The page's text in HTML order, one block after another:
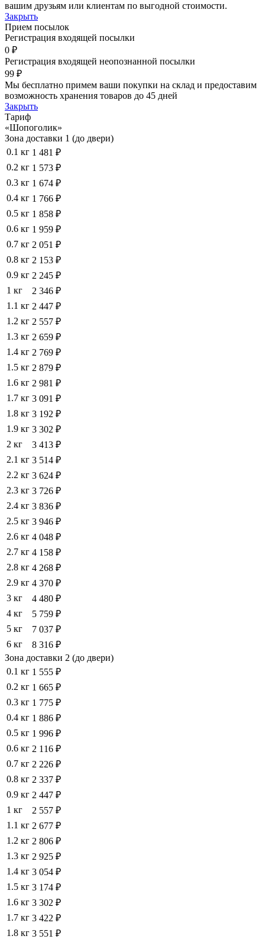
вашим друзьям или клиентам по выгодной стоимости.
Закрыть
Прием посылок
Регистрация входящей посылки
0 ₽
Регистрация входящей неопознанной посылки
99 ₽
Мы бесплатно примем ваши покупки на склад и предоставим
возможность хранения товаров до 45 дней
Закрыть
Тариф
«Шопоголик»
Зона доставки 1 (до двери)
0.1 кг 1 481 ₽
0.2 кг 1 573 ₽
0.3 кг 1 674 ₽
0.4 кг 1 766 ₽
0.5 кг 1 858 ₽
0.6 кг 1 959 ₽
0.7 кг 2 051 ₽
0.8 кг 2 153 ₽
0.9 кг 2 245 ₽
1 кг
2 346 ₽
1.1 кг 2 447 ₽
1.2 кг 2 557 ₽
1.3 кг 2 659 ₽
1.4 кг 2 769 ₽
1.5 кг 2 879 ₽
1.6 кг 2 981 ₽
1.7 кг 3 091 ₽
1.8 кг 3 192 ₽
1.9 кг 3 302 ₽
2 кг
3 413 ₽
2.1 кг 3 514 ₽
2.2 кг 3 624 ₽
2.3 кг 3 726 ₽
2.4 кг 3 836 ₽
2.5 кг 3 946 ₽
2.6 кг 4 048 ₽
2.7 кг 4 158 ₽
2.8 кг 4 268 ₽
2.9 кг 4 370 ₽
3 кг
4 480 ₽
4 кг
5 759 ₽
5 кг
7 037 ₽
6 кг
8 316 ₽
Зона доставки 2 (до двери)
0.1 кг 1 555 ₽
0.2 кг 1 665 ₽
0.3 кг 1 775 ₽
0.4 кг 1 886 ₽
0.5 кг 1 996 ₽
0.6 кг 2 116 ₽
0.7 кг 2 226 ₽
0.8 кг 2 337 ₽
0.9 кг 2 447 ₽
1 кг
2 557 ₽
1.1 кг 2 677 ₽
1.2 кг 2 806 ₽
1.3 кг 2 925 ₽
1.4 кг 3 054 ₽
1.5 кг 3 174 ₽
1.6 кг 3 302 ₽
1.7 кг 3 422 ₽
1.8 кг 3 551 ₽